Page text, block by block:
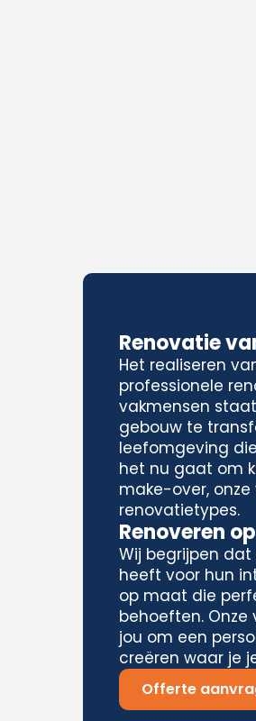
Renovatie
Het realiseren
professionele
vakmensen
gebouw te
leefomgeving
het nu gaat om
make-over,
renovatietypes.
Renoveren
Wij begrijpen dat
heeft voor hun
op maat die
behoeften.
jou om een
creëren waar je
Offerte